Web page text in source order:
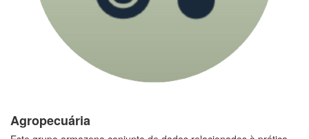
Agropecuária